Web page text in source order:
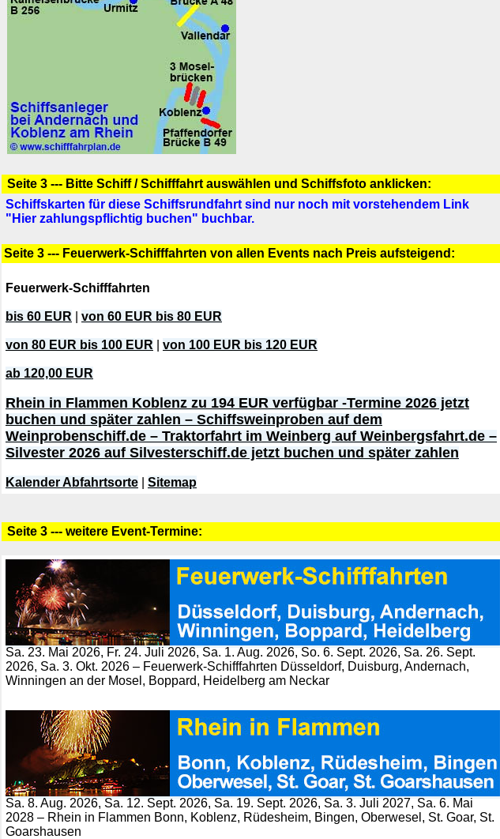
Seite 3 --- Bitte Schiff / Schifffahrt auswählen und Schiffsfoto anklicken:
Schiffskarten für diese Schiffsrundfahrt sind nur noch mit vorstehendem Link
"Hier zahlungspflichtig buchen" buchbar.
Seite 3 --- Feuerwerk-Schifffahrten von allen Events nach Preis aufsteigend:
Feuerwerk-Schifffahrten
bis 60 EUR von 60 EUR bis 80 EUR
von 80 EUR bis 100 EUR von 100 EUR bis 120 EUR
ab 120,00 EUR
Rhein in Flammen Koblenz zu 194 EUR verfügbar -Termine 2026 jetzt
buchen und später zahlen – Schiffsweinproben auf dem
Weinprobenschiff.de – Traktorfahrt im Weinberg auf Weinbergsfahrt.de –
Silvester 2026 auf Silvesterschiff.de jetzt buchen und später zahlen
Kalender Abfahrtsorte Sitemap
Seite 3 --- weitere Event-Termine:
Sa. 23. Mai 2026, Fr. 24. Juli 2026, Sa. 1. Aug. 2026, So. 6. Sept. 2026, Sa. 26. Sept.
2026, Sa. 3. Okt. 2026 – Feuerwerk-Schifffahrten Düsseldorf, Duisburg, Andernach,
Winningen an der Mosel, Boppard, Heidelberg am Neckar
Sa. 8. Aug. 2026, Sa. 12. Sept. 2026, Sa. 19. Sept. 2026, Sa. 3. Juli 2027, Sa. 6. Mai
2028 – Rhein in Flammen Bonn, Koblenz, Rüdesheim, Bingen, Oberwesel, St. Goar, St.
Goarshausen